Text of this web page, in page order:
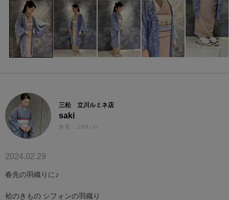
三松 立川ルミネ店
saki
身長：168cm
2024.02.29
春先の羽織りに♪
袷のきもの シフォンの羽織り